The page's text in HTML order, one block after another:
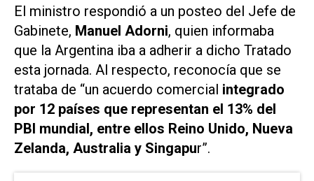
El ministro respondió a un posteo del Jefe de
Gabinete, Manuel Adorni, quien informaba
que la Argentina iba a adherir a dicho Tratado
esta jornada. Al respecto, reconocía que se
trataba de “un acuerdo comercial integrado
por 12 países que representan el 13% del
PBI mundial, entre ellos Reino Unido, Nueva
Zelanda, Australia y Singapur”.